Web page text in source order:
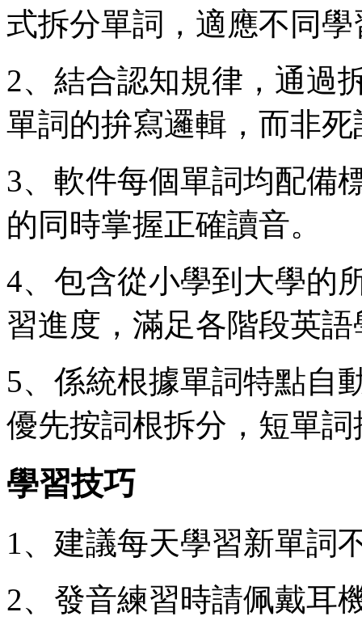
式拆分單詞，適應不同
2、結合認知規律，通過
單詞的拚寫邏輯，而非
3、軟件每個單詞均配備
的同時掌握正確讀音。
4、包含從小學到大學的
習進度，滿足各階段英
5、係統根據單詞特點自
優先按詞根拆分，短單
學習技巧
1、建議每天學習新單詞
2、發音練習時請佩戴耳